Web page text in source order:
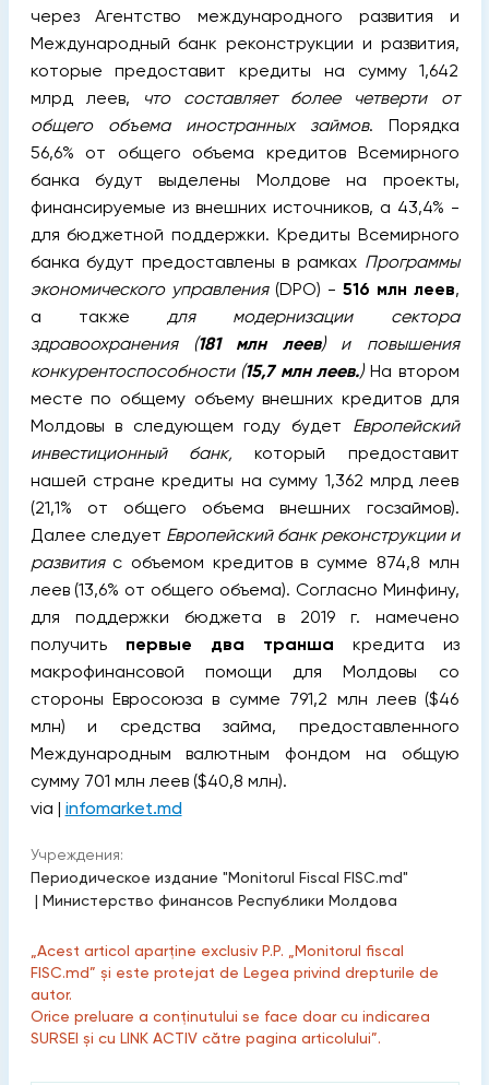
через Агентство международного развития и
Международный банк реконструкции и развития,
которые предоставит кредиты на сумму 1,642
млрд леев,
что составляет более четверти от
общего объема иностранных займов. Порядка
56,6% от общего объема кредитов Всемирного
банка будут выделены Молдове на проекты,
финансируемые из внешних источников, а 43,4% -
для бюджетной поддержки. Кредиты Всемирного
банка будут предоставлены в рамках Программы
экономического управления(DPO) - 516 млн леев,
а также для модернизации сектора
здравоохранения (181 млн леев) и повышения
конкурентоспособности (15,7 млн леев.)На втором
месте по общему объему внешних кредитов для
Молдовы в следующем году будет Европейский
инвестиционный банк, который предоставит
нашей стране кредиты на сумму 1,362 млрд леев
(21,1% от общего объема внешних госзаймов).
Далее следует Европейский банк реконструкции и
развитияс объемом кредитов в сумме 874,8 млн
леев (13,6% от общего объема). Согласно Минфину,
для поддержки бюджета в 2019 г. намечено
получить первые два транша кредита из
макрофинансовой помощи для Молдовы со
стороны Евросоюза в сумме 791,2 млн леев ($46
млн) и средства займа, предоставленного
Международным валютным фондом на общую
сумму 701 млн леев ($40,8 млн).
via | infomarket.md
Учреждения:
Периодическое издание "Monitorul Fiscal FISC.md"
| Министерство финансов Республики Молдова
„Acest articol aparține exclusiv P.P. „Monitorul fiscal
FISC.md” și este protejat de Legea privind drepturile de
autor.
Orice preluare a conținutului se face doar cu indicarea
SURSEI și cu LINK ACTIV către pagina articolului”.